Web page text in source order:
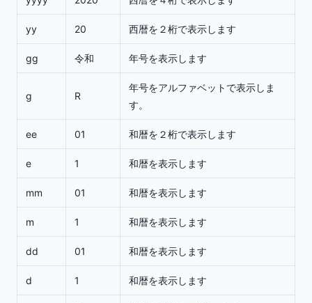
yy 20 西暦を２桁で表示します
gg 令和 年号を表示します
g R
年号をアルファベットで表示しま
す。
ee 01 和暦を２桁で表示します
e 1 和暦を表示します
mm 01 和暦を表示します
m 1 和暦を表示します
dd 01 和暦を表示します
d 1 和暦を表示します